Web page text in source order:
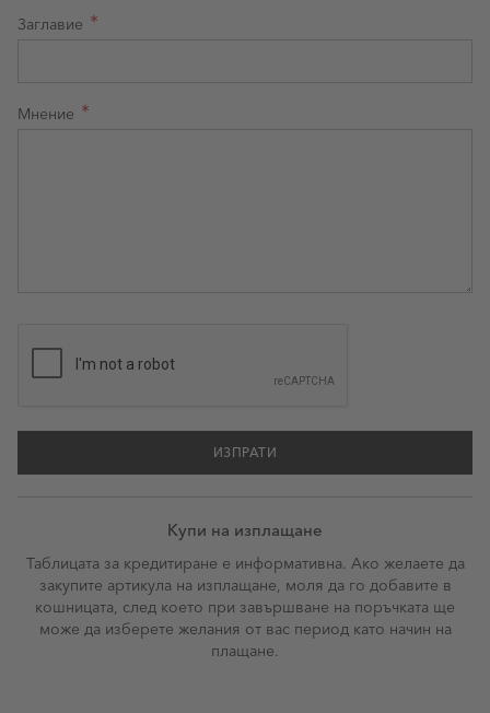
Заглавие
Мнение
ИЗПРАТИ
Купи на изплащане
Таблицата за кредитиране е информативна. Ако желаете да
закупите артикула на изплащане, моля да го добавите в
кошницата, след което при завършване на поръчката ще
може да изберете желания от вас период като начин на
плащане.